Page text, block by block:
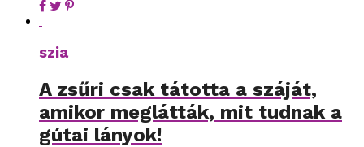
szia
A zsűri csak tátotta a száját,
amikor meglátták, mit tudnak a
gútai lányok!